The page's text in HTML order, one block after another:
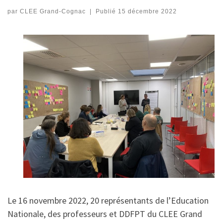
par CLEE Grand-Cognac | Publié 15 décembre 2022
Le 16 novembre 2022, 20 représentants de l’Education
Nationale, des professeurs et DDFPT du CLEE Grand